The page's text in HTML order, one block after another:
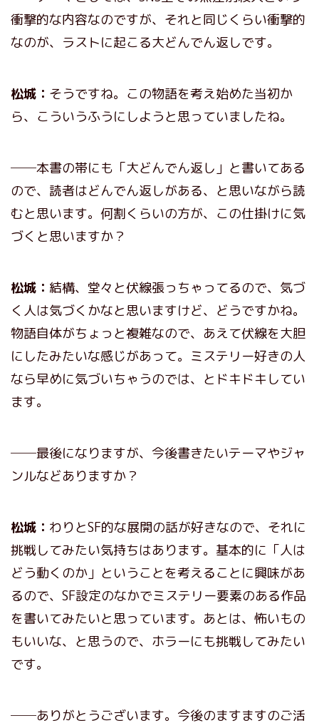
衝撃的な内容なのですが、それと同じくらい衝撃的
なのが、ラストに起こる大どんでん返しです。
松城： そうですね。この物語を考え始めた当初か
ら、こういうふうにしようと思っていましたね。
──本書の帯にも「大どんでん返し」と書いてある
ので、読者はどんでん返しがある、と思いながら読
むと思います。何割くらいの方が、この仕掛けに気
づくと思いますか？
松城： 結構、堂々と伏線張っちゃってるので、気づ
く人は気づくかなと思いますけど、どうですかね。
物語自体がちょっと複雑なので、あえて伏線を大胆
にしたみたいな感じがあって。ミステリー好きの人
なら早めに気づいちゃうのでは、とドキドキしてい
ます。
──最後になりますが、今後書きたいテーマやジャ
ンルなどありますか？
松城： わりとSF的な展開の話が好きなので、それに
挑戦してみたい気持ちはあります。基本的に「人は
どう動くのか」ということを考えることに興味があ
るので、SF設定のなかでミステリー要素のある作品
を書いてみたいと思っています。あとは、怖いもの
もいいな、と思うので、ホラーにも挑戦してみたい
です。
──ありがとうございます。今後のますますのご活